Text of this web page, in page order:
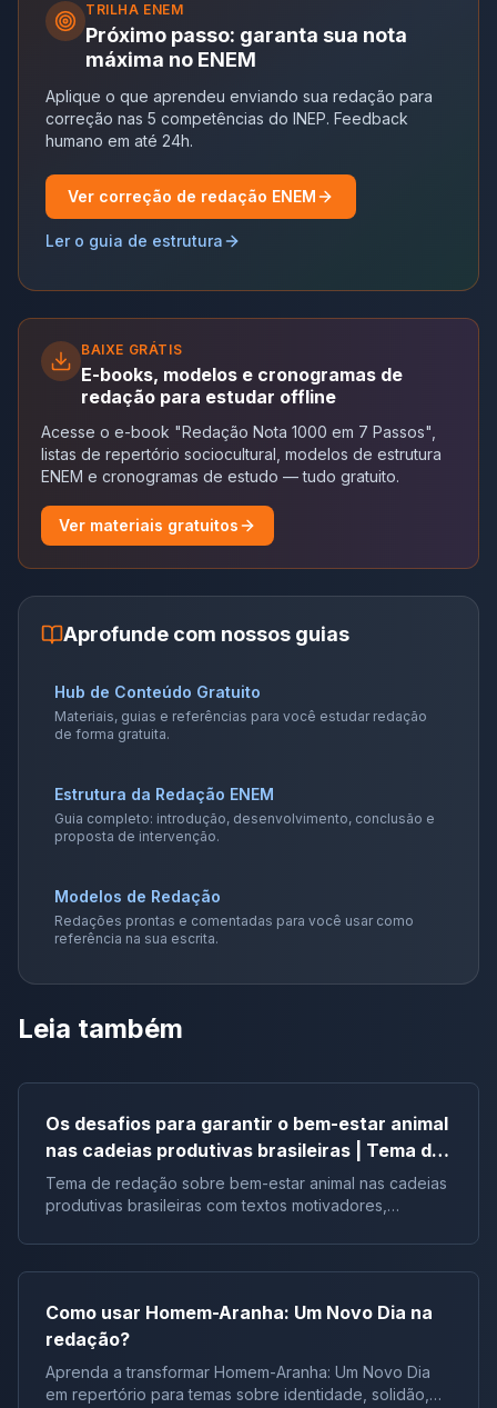
TRILHA ENEM
Próximo passo: garanta sua nota
máxima no ENEM
Aplique o que aprendeu enviando sua redação para
correção nas 5 competências do INEP. Feedback
humano em até 24h.
Ver correção de redação ENEM
Ler o guia de estrutura
BAIXE GRÁTIS
E-books, modelos e cronogramas de
redação para estudar offline
Acesse o e-book "Redação Nota 1000 em 7 Passos",
listas de repertório sociocultural, modelos de estrutura
ENEM e cronogramas de estudo — tudo gratuito.
Ver materiais gratuitos
Aprofunde com nossos guias
Hub de Conteúdo Gratuito
Materiais, guias e referências para você estudar redação
de forma gratuita.
Estrutura da Redação ENEM
Guia completo: introdução, desenvolvimento, conclusão e
proposta de intervenção.
Modelos de Redação
Redações prontas e comentadas para você usar como
referência na sua escrita.
Leia também
Os desafios para garantir o bem-estar animal
nas cadeias produtivas brasileiras | Tema de
redação
Tema de redação sobre bem-estar animal nas cadeias
produtivas brasileiras com textos motivadores,
Como usar Homem-Aranha: Um Novo Dia na
redação?
Aprenda a transformar Homem-Aranha: Um Novo Dia
em repertório para temas sobre identidade, solidão,